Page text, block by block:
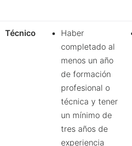
Técnico
Haber
completado al
menos un año
de formación
profesional o
técnica y tener
un mínimo de
tres años de
experiencia